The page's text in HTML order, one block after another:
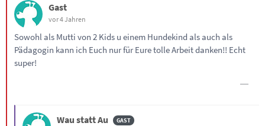
Gast
vor 4 Jahren
Sowohl als Mutti von 2 Kids u einem Hundekind als auch als
Pädagogin kann ich Euch nur für Eure tolle Arbeit danken!! Echt
super!
Wau statt Au